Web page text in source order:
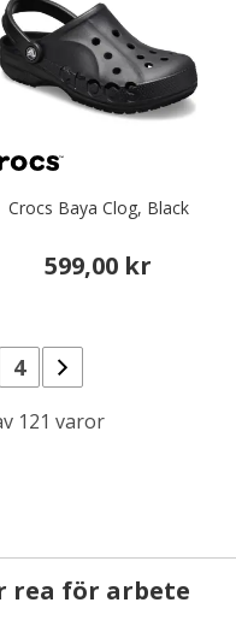
Crocs Baya Clog, Black
599,00 kr
4
121 varor
rea för arbete